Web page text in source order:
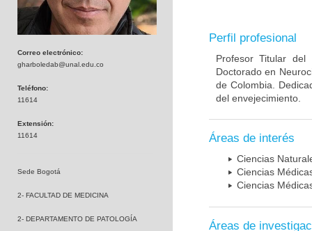
Correo electrónico:
gharboledab@unal.edu.co
Teléfono:
11614
Extensión:
11614
Sede Bogotá
2- FACULTAD DE MEDICINA
2- DEPARTAMENTO DE PATOLOGÍA
Perfil profesional
Profesor Titular
Doctorado en
de Colombia.
del envejecimiento.
Áreas de interés
Ciencias
Ciencias
Ciencias
Áreas de